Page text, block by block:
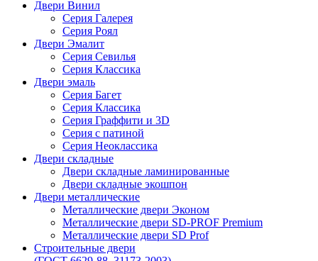
Двери Винил
Серия Галерея
Серия Роял
Двери Эмалит
Серия Севилья
Серия Классика
Двери эмаль
Серия Багет
Серия Классика
Серия Граффити и 3D
Серия с патиной
Серия Неоклассика
Двери складные
Двери складные ламинированные
Двери складные экошпон
Двери металлические
Металлические двери Эконом
Металлические двери SD-PROF Premium
Металлические двери SD Prof
Строительные двери